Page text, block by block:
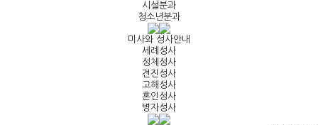
시설분과
청소년분과
미사와 성사안내
세례성사
성체성사
견진성사
고해성사
혼인성사
병자성사